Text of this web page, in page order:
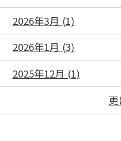
2026年3月 (1)
2026年1月 (3)
2025年12月 (1)